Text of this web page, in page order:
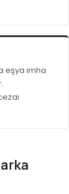
eşya imha